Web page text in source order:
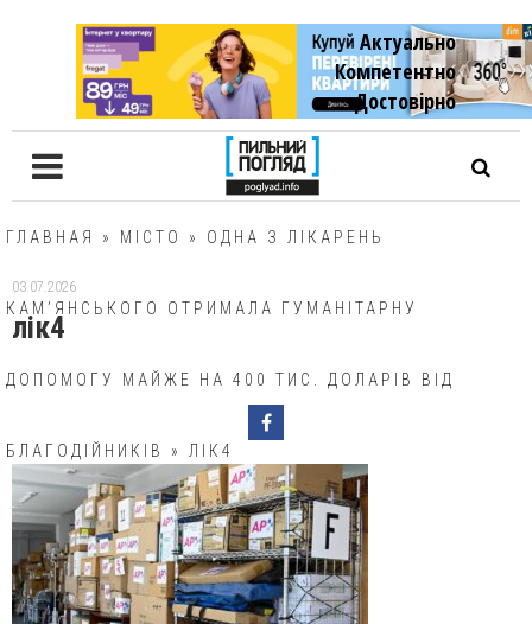
Актуально
Компетентно
Достовiрно
ГЛАВНАЯ » МІСТО » ОДНА З ЛІКАРЕНЬ
КАМ’ЯНСЬКОГО ОТРИМАЛА ГУМАНІТАРНУ
ДОПОМОГУ МАЙЖЕ НА 400 ТИС. ДОЛАРІВ ВІД
БЛАГОДІЙНИКІВ » ЛІК4
03.07.2026
лік4